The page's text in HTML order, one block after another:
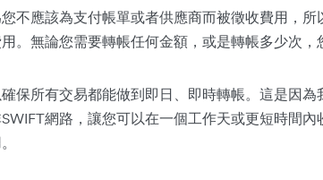
不應該為支付帳單或者供應商而被徵收費用，
。無論您需要轉帳任何金額，或是轉帳多少次，
保所有交易都能做到即日、即時轉帳。這是因
網路，讓您可以在一個工作天或更短時間